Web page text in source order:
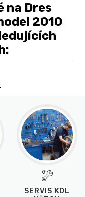
na Dres
2010
SERVIS KOL